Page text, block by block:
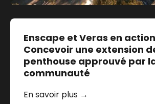
Enscape et Veras en
Concevoir une extension
penthouse approuvé par
communauté
En savoir plus →